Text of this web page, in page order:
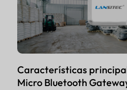
Características
Micro Bluetooth